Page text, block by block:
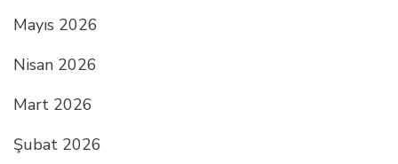
Mayıs 2026
Nisan 2026
Mart 2026
Şubat 2026